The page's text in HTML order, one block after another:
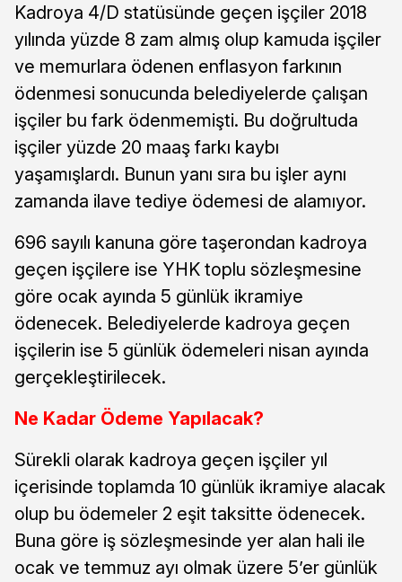
Kadroya 4/D statüsünde geçen işçiler 2018
yılında yüzde 8 zam almış olup kamuda işçiler
ve memurlara ödenen enflasyon farkının
ödenmesi sonucunda belediyelerde çalışan
işçiler bu fark ödenmemişti. Bu doğrultuda
işçiler yüzde 20 maaş farkı kaybı
yaşamışlardı. Bunun yanı sıra bu işler aynı
zamanda ilave tediye ödemesi de alamıyor.
696 sayılı kanuna göre taşerondan kadroya
geçen işçilere ise YHK toplu sözleşmesine
göre ocak ayında 5 günlük ikramiye
ödenecek. Belediyelerde kadroya geçen
işçilerin ise 5 günlük ödemeleri nisan ayında
gerçekleştirilecek.
Ne Kadar Ödeme Yapılacak?
Sürekli olarak kadroya geçen işçiler yıl
içerisinde toplamda 10 günlük ikramiye alacak
olup bu ödemeler 2 eşit taksitte ödenecek.
Buna göre iş sözleşmesinde yer alan hali ile
ocak ve temmuz ayı olmak üzere 5’er günlük